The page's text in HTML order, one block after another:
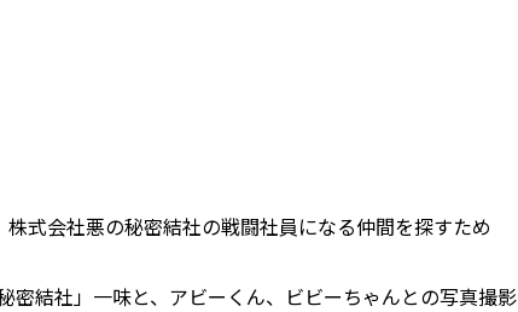
式会社悪の秘密結社の戦闘社員になる仲間を探すため
社」一味と、アビーくん、ビビーちゃんとの写真撮影